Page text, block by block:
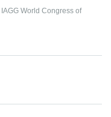
World Congress of